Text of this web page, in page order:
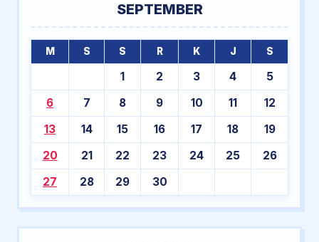
SEPTEMBER
M S S R K J S
1 2 3 4
5
6
7 8 9 10 11
12
13
14 15 16 17 18
19
20
21 22 23 24 25
26
27
28 29 30